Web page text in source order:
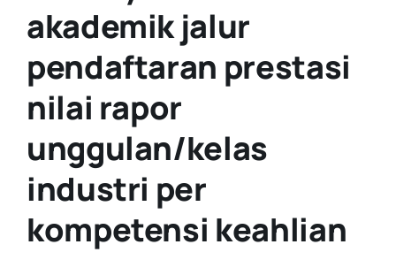
akademik jalur
pendaftaran prestasi
nilai rapor
unggulan/kelas
industri per
kompetensi keahlian